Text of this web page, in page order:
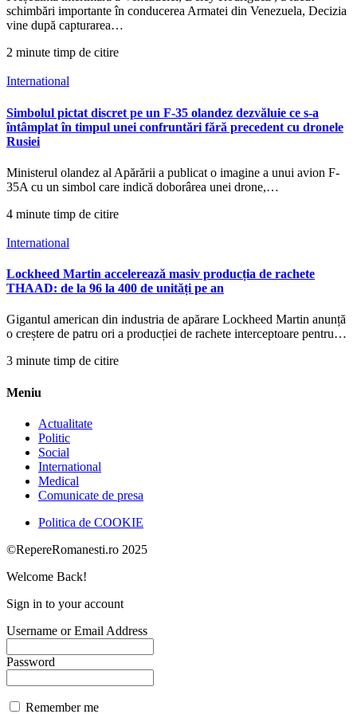
schimbări importante în conducerea Armatei din Venezuela, Decizia
vine după capturarea…
2 minute timp de citire
International
Simbolul pictat discret pe un F-35 olandez dezvăluie ce s-a
întâmplat în timpul unei confruntări fără precedent cu dronele
Rusiei
Ministerul olandez al Apărării a publicat o imagine a unui avion F-
35A cu un simbol care indică doborârea unei drone,…
4 minute timp de citire
International
Lockheed Martin accelerează masiv producția de rachete
THAAD: de la 96 la 400 de unități pe an
Gigantul american din industria de apărare Lockheed Martin anunță
o creștere de patru ori a producției de rachete interceptoare pentru…
3 minute timp de citire
Meniu
Actualitate
Politic
Social
International
Medical
Comunicate de presa
Politica de COOKIE
©RepereRomanesti.ro 2025
Welcome Back!
Sign in to your account
Username or Email Address
Password
Remember me